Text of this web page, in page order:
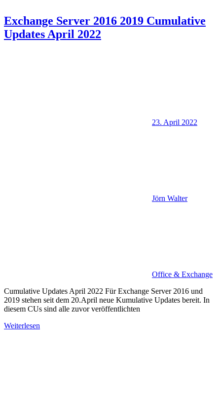
Exchange Server 2016 2019 Cumulative
Updates April 2022
23. April 2022
Jörn Walter
Office & Exchange
Cumulative Updates April 2022 Für Exchange Server 2016 und
2019 stehen seit dem 20.April neue Kumulative Updates bereit. In
diesem CUs sind alle zuvor veröffentlichten
Weiterlesen